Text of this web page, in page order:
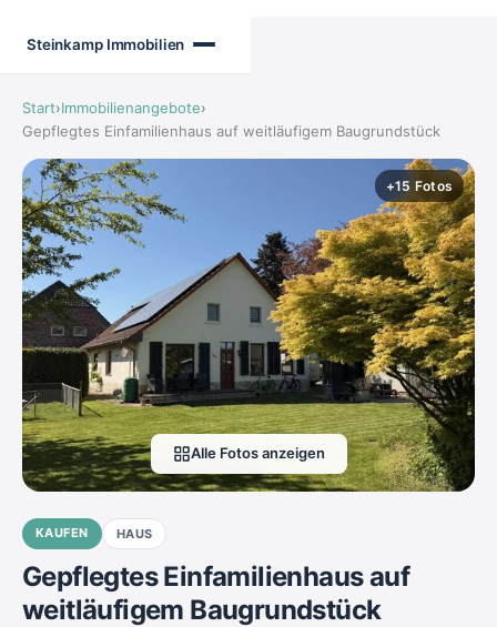
InhaltSteinkamp Immobilien
Start›Immobilienangebote›
Gepflegtes Einfamilienhaus auf weitläufigem Baugrundstück
+15 Fotos
Alle Fotos anzeigen
KAUFEN HAUS
Gepflegtes Einfamilienhaus auf
weitläufigem Baugrundstück